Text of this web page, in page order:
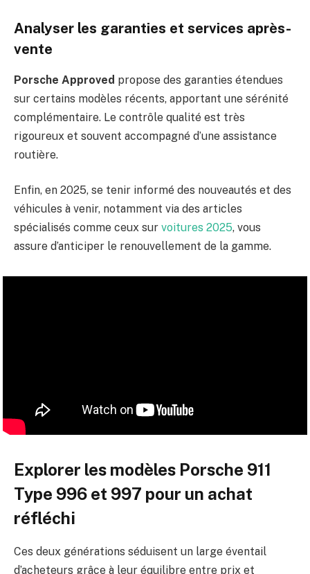
Analyser les garanties et services après-
vente
Porsche Approved propose des garanties étendues
sur certains modèles récents, apportant une sérénité
complémentaire. Le contrôle qualité est très
rigoureux et souvent accompagné d’une assistance
routière.
Enfin, en 2025, se tenir informé des nouveautés et des
véhicules à venir, notamment via des articles
spécialisés comme ceux sur voitures 2025, vous
assure d’anticiper le renouvellement de la gamme.
Explorer les modèles Porsche 911
Type 996 et 997 pour un achat
réfléchi
Ces deux générations séduisent un large éventail
d’acheteurs grâce à leur équilibre entre prix et